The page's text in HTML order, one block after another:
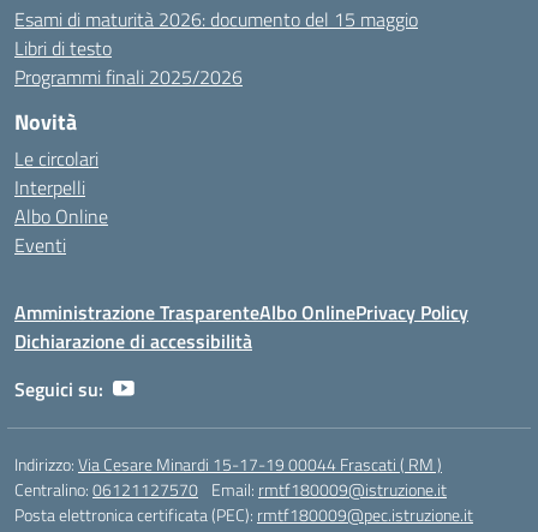
Esami di maturità 2026: documento del 15 maggio
Libri di testo
Programmi finali 2025/2026
Novità
Le circolari
Interpelli
Albo Online
Eventi
Amministrazione TrasparenteAlbo OnlinePrivacy Policy
Dichiarazione di accessibilità
Seguici su:
Indirizzo:Via Cesare Minardi 15-17-19 00044 Frascati ( RM )
Centralino:06121127570 Email: rmtf180009@istruzione.it
Posta elettronica certificata (PEC): rmtf180009@pec.istruzione.it